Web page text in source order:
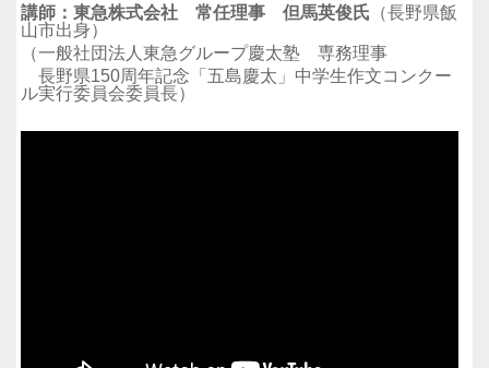
講師：東急株式会社 常任理事 但馬英俊氏 （長野県飯
山市出身）
（一般社団法人東急グループ慶太塾 専務理事
長野県150周年記念「五島慶太」中学生作文コンクー
ル実行委員会委員長）